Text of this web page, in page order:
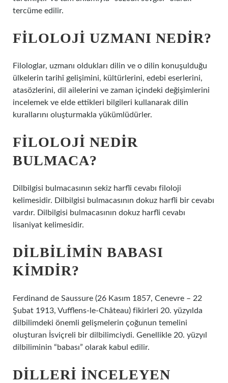
tercüme edilir.
FILOLOJI UZMANI NEDIR?
Filologlar, uzmanı oldukları dilin ve o dilin konuşulduğu
ülkelerin tarihî gelişimini, kültürlerini, edebi eserlerini,
atasözlerini, dil ailelerini ve zaman içindeki değişimlerini
incelemek ve elde ettikleri bilgileri kullanarak dilin
kurallarını oluşturmakla yükümlüdürler.
FILOLOJI NEDIR
BULMACA?
Dilbilgisi bulmacasının sekiz harfli cevabı filoloji
kelimesidir. Dilbilgisi bulmacasının dokuz harfli bir cevabı
vardır. Dilbilgisi bulmacasının dokuz harfli cevabı
lisaniyat kelimesidir.
DILBILIMIN BABASI
KIMDIR?
Ferdinand de Saussure (26 Kasım 1857, Cenevre – 22
Şubat 1913, Vufflens-le-Château) fikirleri 20. yüzyılda
dilbilimdeki önemli gelişmelerin çoğunun temelini
oluşturan İsviçreli bir dilbilimciydi. Genellikle 20. yüzyıl
dilbiliminin “babası” olarak kabul edilir.
DILLERI INCELEYEN